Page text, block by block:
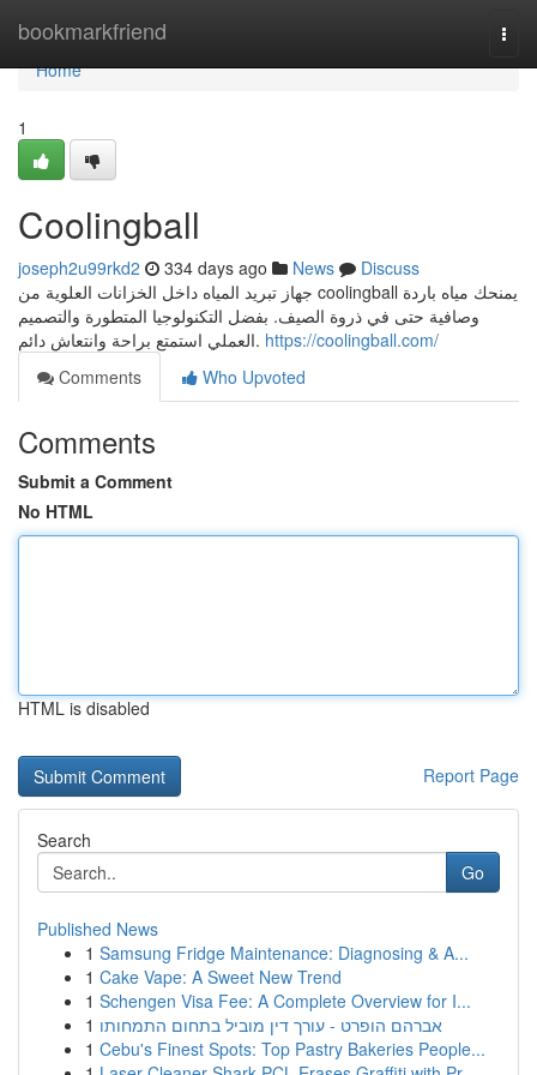
bookmarkfriend
Home
Home
1
Coolingball
joseph2u99rkd2 334 days ago News
Discuss
جهاز تبريد المياه داخل الخزانات العلوية من coolingball يمنحك مياه باردة
وصافية حتى في ذروة الصيف. بفضل التكنولوجيا المتطورة والتصميم
العملي استمتع براحة وانتعاش دائم. https://coolingball.com/
Comments
Who Upvoted
Comments
Submit a Comment
No HTML
HTML is disabled
Report Page
Search
Go
Published News
1 Samsung Fridge Maintenance: Diagnosing & A...
1 Cake Vape: A Sweet New Trend
1 Schengen Visa Fee: A Complete Overview for I...
1 אברהם הופרט - עורך דין מוביל בתחום התמחותו
1 Cebu's Finest Spots: Top Pastry Bakeries People...